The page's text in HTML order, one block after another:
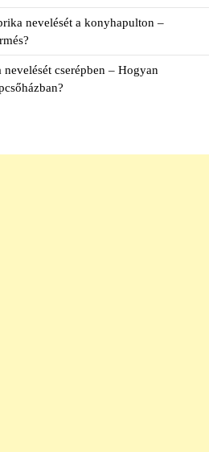
nevelését a konyhapulton –
cserépben – Hogyan